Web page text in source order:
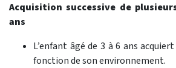
Acquisition successive de
ans
L’enfant âgé de 3 à 6 ans
fonction de son environnement.